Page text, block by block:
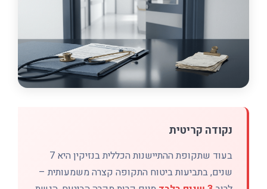
נקודה קריטית
בעוד שתקופת ההתיישנות הכללית בנזיקין היא 7
שנים, בתביעות ביטוח התקופה קצרה משמעותית –